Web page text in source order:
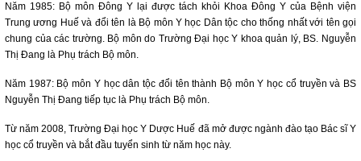
Năm 1985: Bộ môn Đông Y lại được tách khỏi Khoa Đông Y của Bệnh viện
Trung ương Huế và đổi tên là Bộ môn Y học Dân tộc cho thống nhất với tên gọi
chung của các trường. Bộ môn do Trường Đại học Y khoa quản lý, BS. Nguyễn
Thị Đang là Phụ trách Bộ môn.
Năm 1987: Bộ môn Y học dân tộc đổi tên thành Bộ môn Y học cổ truyền và BS
Nguyễn Thị Đang tiếp tục là Phụ trách Bộ môn.
Từ năm 2008, Trường Ðại học Y Dược Huế đã mở được ngành đào tạo Bác sĩ Y
học cổ truyền và bắt đầu tuyển sinh từ năm học này.